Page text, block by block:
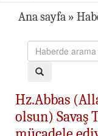
Ana sayfa »
Hz.Abbas
olsun) Savaş